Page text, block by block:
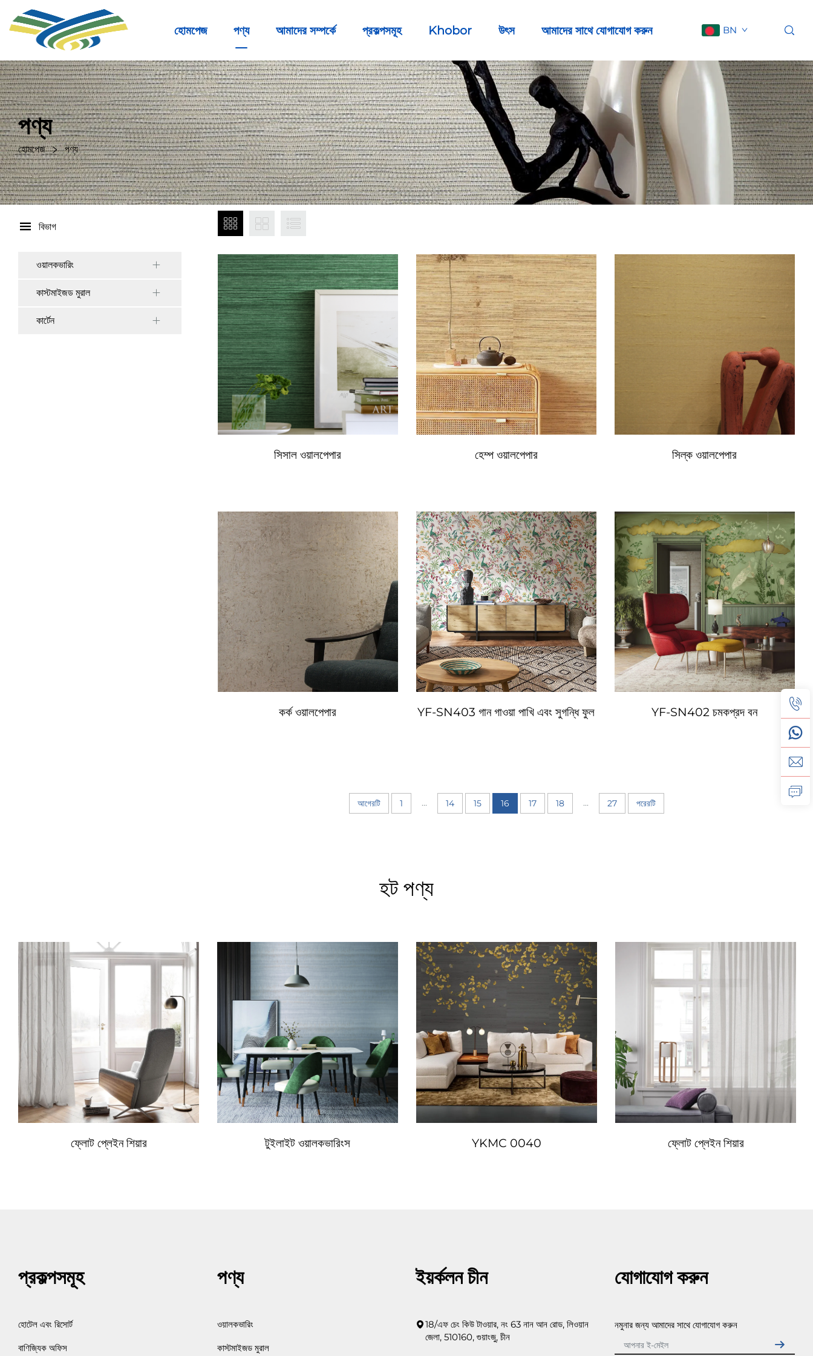
হোমপেজ পণ্য আমাদের সম্পর্কে প্রকল্পসমূহ Khobor উৎস আমাদের সাথে যোগাযোগ করুন BN
পণ্য
হোমপেজ পণ্য
বিভাগ
ওয়ালকভারিং
কাস্টমাইজড মুরাল
কার্টেন
সিসাল ওয়ালপেপার হেম্প ওয়ালপেপার সিল্ক ওয়ালপেপার
কর্ক ওয়ালপেপার YF-SN403 গান গাওয়া পাখি এবং সুগন্ধি ফুল YF-SN402 চমকপ্রদ বন
আগেরটি 1 ... 14 15 16 17 18 ... 27 পরেরটি
হট পণ্য
ফ্লোট প্লেইন শিয়ার টুইলাইট ওয়ালকভারিংস YKMC 0040 ফ্লোট প্লেইন শিয়ার
প্রকল্পসমূহ
হোটেল এবং রিসোর্ট
বাণিজ্যিক অফিস
পণ্য
ওয়ালকভারিং
কাস্টমাইজড মুরাল
ইয়র্কলন চীন
18/এফ চেং কিউ টাওয়ার, নং 63 নান আন রোড, লিওয়ান
জেলা, 510160, গুয়াংজু, চীন
যোগাযোগ করুন
নমুনার জন্য আমাদের সাথে যোগাযোগ করুন